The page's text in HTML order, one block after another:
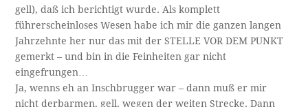
gell), daß ich berichtigt wurde. Als komplett
führerscheinloses Wesen habe ich mir die ganzen langen
Jahrzehnte her nur das mit der STELLE VOR DEM PUNKT
gemerkt – und bin in die Feinheiten gar nicht
eingefrungen…
Ja, wenns eh an Inschbrugger war – dann muß er mir
nicht derbarmen, gell, wegen der weiten Strecke. Dann